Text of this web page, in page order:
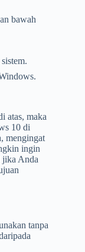
bawah
atas, maka
10 di
mengingat
ingin
jika Anda
tanpa